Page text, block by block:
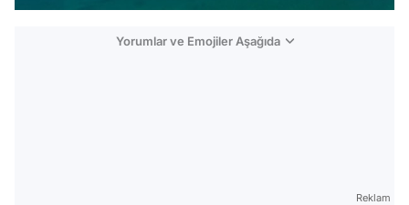
Yorumlar ve Emojiler Aşağıda
Reklam
Gündem